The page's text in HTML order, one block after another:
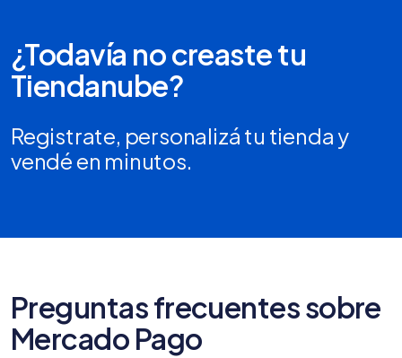
¿Todavía no creaste tu
Tiendanube?
Registrate, personalizá tu tienda y
vendé en minutos.
Preguntas frecuentes sobre
Mercado Pago